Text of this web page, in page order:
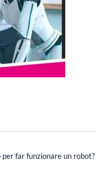
far funzionare un robot?